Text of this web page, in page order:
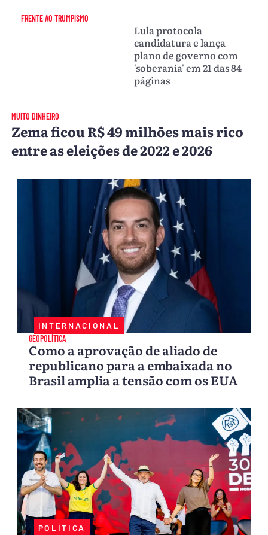
FRENTE AO TRUMPISMO
Lula protocola
candidatura e lança
plano de governo com
'soberania' em 21 das 84
páginas
MUITO DINHEIRO
Zema ficou R$ 49 milhões mais rico
entre as eleições de 2022 e 2026
INTERNACIONAL
GEOPOLÍTICA
Como a aprovação de aliado de
republicano para a embaixada no
Brasil amplia a tensão com os EUA
POLÍTICA